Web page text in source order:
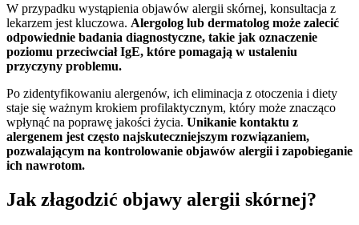
W przypadku wystąpienia objawów alergii skórnej, konsultacja z
lekarzem jest kluczowa. Alergolog lub dermatolog może zalecić
odpowiednie badania diagnostyczne, takie jak oznaczenie
poziomu przeciwciał IgE, które pomagają w ustaleniu
przyczyny problemu.
Po zidentyfikowaniu alergenów, ich eliminacja z otoczenia i diety
staje się ważnym krokiem profilaktycznym, który może znacząco
wpłynąć na poprawę jakości życia. Unikanie kontaktu z
alergenem jest często najskuteczniejszym rozwiązaniem,
pozwalającym na kontrolowanie objawów alergii i zapobieganie
ich nawrotom.
Jak złagodzić objawy alergii skórnej?